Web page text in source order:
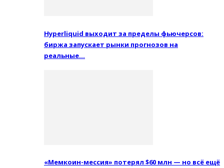
Hyperliquid выходит за пределы фьючерсов:
биржа запускает рынки прогнозов на
реальные…
«Мемкоин-мессия» потерял $60 млн — но всё ещё